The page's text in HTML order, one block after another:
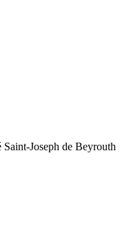
Joseph de Beyrouth